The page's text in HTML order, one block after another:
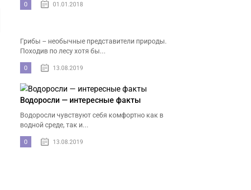
0 01.01.2018
Грибы – необычные представители природы.
Походив по лесу хотя бы...
0 13.08.2019
Водоросли — интересные факты
Водоросли чувствуют себя комфортно как в
водной среде, так и...
0 13.08.2019